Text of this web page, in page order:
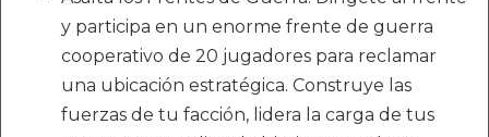
y participa en un enorme frente de guerra
cooperativo de 20 jugadores para reclamar
una ubicación estratégica. Construye las
fuerzas de tu facción, lidera la carga de tus